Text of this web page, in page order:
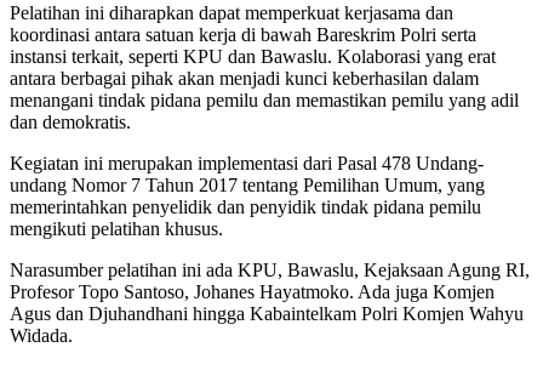
Pelatihan ini diharapkan dapat memperkuat kerjasama dan
koordinasi antara satuan kerja di bawah Bareskrim Polri serta
instansi terkait, seperti KPU dan Bawaslu. Kolaborasi yang erat
antara berbagai pihak akan menjadi kunci keberhasilan dalam
menangani tindak pidana pemilu dan memastikan pemilu yang adil
dan demokratis.
Kegiatan ini merupakan implementasi dari Pasal 478 Undang-
undang Nomor 7 Tahun 2017 tentang Pemilihan Umum, yang
memerintahkan penyelidik dan penyidik tindak pidana pemilu
mengikuti pelatihan khusus.
Narasumber pelatihan ini ada KPU, Bawaslu, Kejaksaan Agung RI,
Profesor Topo Santoso, Johanes Hayatmoko. Ada juga Komjen
Agus dan Djuhandhani hingga Kabaintelkam Polri Komjen Wahyu
Widada.